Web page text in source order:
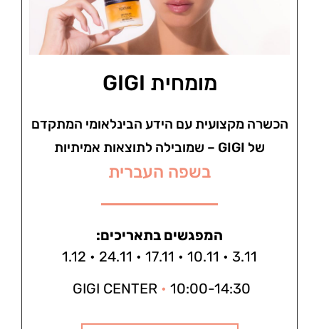
מומחית GIGI​
הכשרה מקצועית עם הידע הבינלאומי המתקדם
של GIGI – שמובילה לתוצאות אמיתיות
בשפה העברית
המפגשים בתאריכים:
3.11 • 10.11 • 17.11 • 24.11 • 1.12
10:00-14:30
•
GIGI CENTER